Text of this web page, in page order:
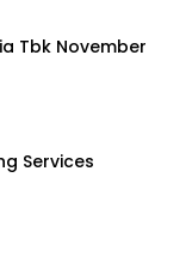
Tbk November
Services